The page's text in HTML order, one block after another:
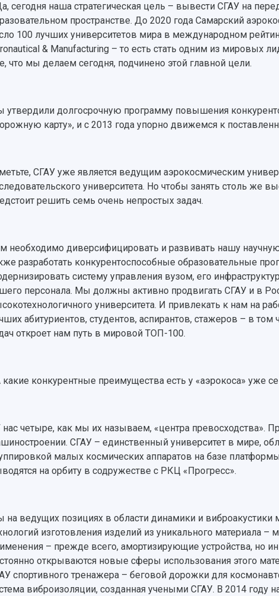
сегодня наша стратегическая цель – вывести СГАУ на
пространстве. До 2020 года Самарский
100 лучших университетов мира в международном
& Manufacturing – то есть стать одним из мировых
что мы делаем сегодня, подчинено этой главной цели.
утвердили долгосрочную программу повышения
карту», и с 2013 года упорно движемся к
СГАУ уже является ведущим аэрокосмическим
университета. Но чтобы занять столь же
решить семь очень непростых задач.
необходимо диверсифицировать и развивать нашу
разработать конкурентоспособные образовательные
систему управления вузом, его
персонала. Мы должны активно продвигать СГАУ и в
университета. И привлекать к нам на
абитуриентов, студентов, аспирантов, стажеров – в
откроет нам путь в мировой ТОП-100.
какие конкурентные преимущества есть у «аэрокоса» уже
нас четыре, как мы их называем, «центра превосходства».
СГАУ – единственный университет в мире,
малых космических аппаратов на базе
на орбиту в содружестве с РКЦ «Прогресс».
на ведущих позициях в области динамики и виброакустики
изготовления изделий из уникального материала
– прежде всего, амортизирующие устройства, но
открываются новые сферы использования этого
спортивного тренажера – беговой дорожки для
виброизоляции, созданная учеными СГАУ. В 2014